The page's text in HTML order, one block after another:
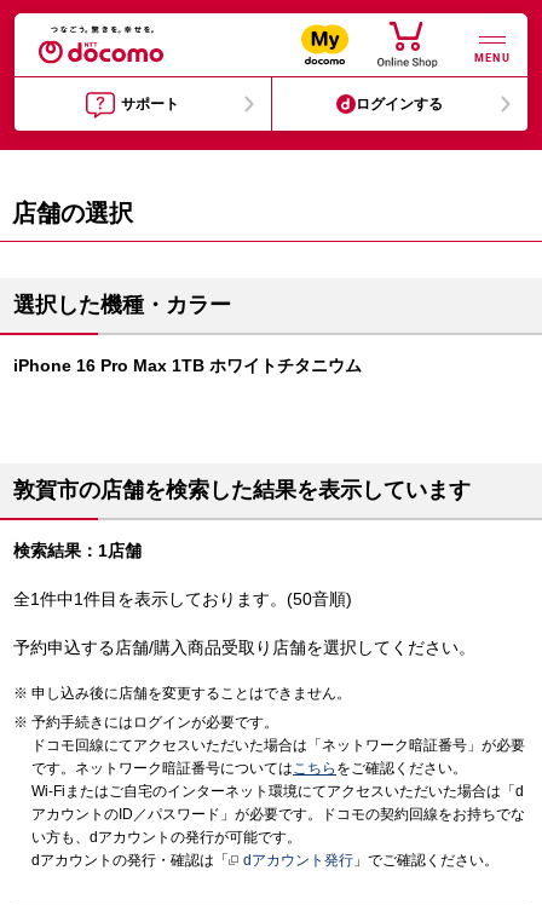
MENU
サポート ログインする
店舗の選択
選択した機種・カラー
iPhone 16 Pro Max 1TB ホワイトチタニウム
敦賀市の店舗を検索した結果を表示しています
検索結果：1店舗
全1件中1件目を表示しております。(50音順)
予約申込する店舗/購入商品受取り店舗を選択してください。
申し込み後に店舗を変更することはできません。
予約手続きにはログインが必要です。
ドコモ回線にてアクセスいただいた場合は「ネットワーク暗証番号」が必要
です。ネットワーク暗証番号についてはこちら をご確認ください。
Wi-Fiまたはご自宅のインターネット環境にてアクセスいただいた場合は「d
アカウントのID／パスワード」が必要です。ドコモの契約回線をお持ちでな
い方も、dアカウントの発行が可能です。
dアカウントの発行・確認は「
dアカウント発行 」でご確認ください。